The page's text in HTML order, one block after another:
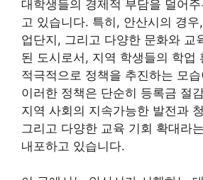
대학생들의 경제적 부담을 덜어
고 있습니다. 특히, 안산시의 경
업단지, 그리고 다양한 문화와 교
된 도시로서, 지역 학생들의 학업
적극적으로 정책을 추진하는 모
이러한 정책은 단순히 등록금 절
지역 사회의 지속가능한 발전과
그리고 다양한 교육 기회 확대라
내포하고 있습니다.